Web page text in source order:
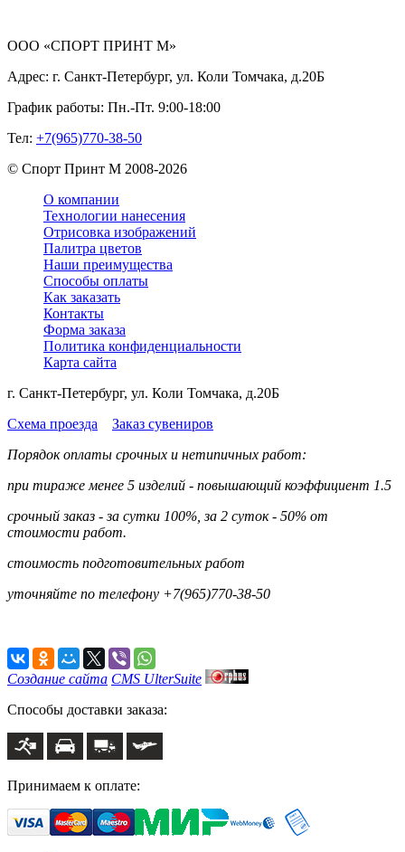
ООО «СПОРТ ПРИНТ М»
Адрес: г. Санкт-Петербург, ул. Коли Томчака, д.20Б
График работы: Пн.-Пт. 9:00-18:00
Тел: +7(965)770-38-50
© Спорт Принт М 2008-2026
О компании
Технологии нанесения
Отрисовка изображений
Палитра цветов
Наши преимущества
Способы оплаты
Как заказать
Контакты
Форма заказа
Политика конфиденциальности
Карта сайта
г. Санкт-Петербург, ул. Коли Томчака, д.20Б
Схема проезда
Заказ сувениров
Порядок оплаты срочных и нетипичных работ:
при тираже менее 5 изделий - повышающий коэффициент 1.5
срочный заказ - за сутки 100%, за 2 суток - 50% от
стоимости работ.
стоимость подготовительных работ
уточняйте по телефону +7(965)770-38-50
Создание сайта CMS UlterSuite
Способы доставки заказа:
Принимаем к оплате: